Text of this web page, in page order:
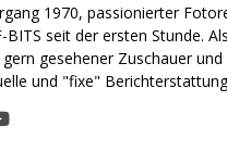
1970, passionierter
BITS seit der ersten Stunde.
gesehener Zuschauer
und "fixe"